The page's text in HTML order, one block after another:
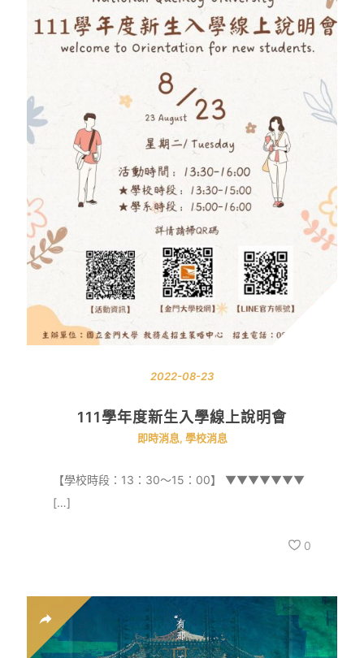
2022-08-23
111學年度新生入學線上說明會
即時消息, 學校消息
【學校時段：13：30～15：00】 ▼▼▼▼▼▼▼
[…]
0